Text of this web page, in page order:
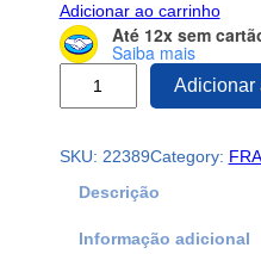
Adicionar ao carrinho
Até 12x sem
Saiba mais
F
Adicionar
SKU: 22389Category:
Descrição
Informação adicional